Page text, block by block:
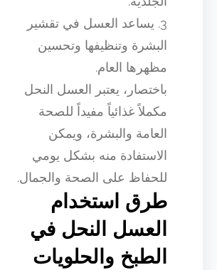
3. يساعد العسل في تقشير
البشرة وتنظيفها وتحسين
مظهرها العام.
باختصار، يعتبر العسل النحل
مكملاً غذائياً مفيداً للصحة
العامة والبشرة، ويمكن
الاستفادة منه بشكل يومي
للحفاظ على الصحة والجمال.
طرق استخدام
العسل النحل في
الطبخ والحلويات